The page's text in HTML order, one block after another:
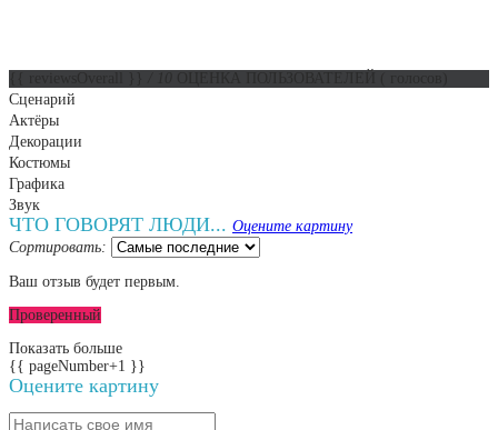
Сценарий
Актёры
Декорации
Костюмы
Графика
Звук
ЧТО ГОВОРЯТ ЛЮДИ... Оцените картину
Сортировать:
Ваш отзыв будет первым.
Проверенный
Показать больше
{{ pageNumber+1 }}
Оцените картину